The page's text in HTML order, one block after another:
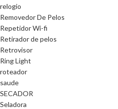
relogio
Removedor De Pelos
Repetidor Wi-fi
Retirador de pelos
Retrovisor
Ring Light
roteador
saude
SECADOR
Seladora